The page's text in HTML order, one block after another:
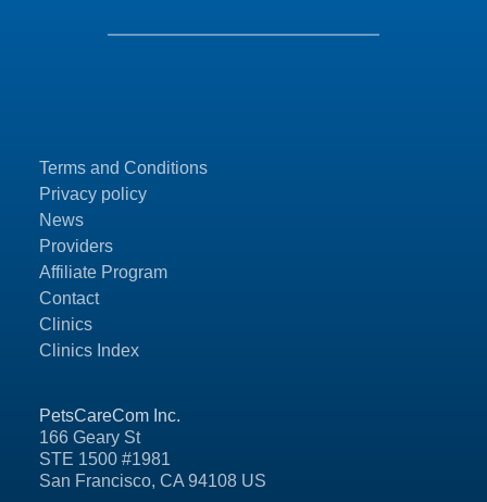
PetsCareCom Inc.
166 Geary St
STE 1500 #1981
San Francisco, CA 94108 US
Terms and Conditions
Privacy policy
News
Providers
Affiliate Program
Contact
Clinics
Clinics Index